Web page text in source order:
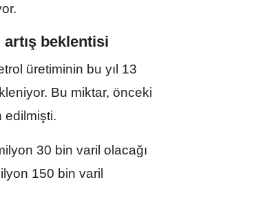
beklentisi
üretiminin bu yıl 13
Bu miktar, önceki
edilmişti.
30 bin varil olacağı
150 bin varil